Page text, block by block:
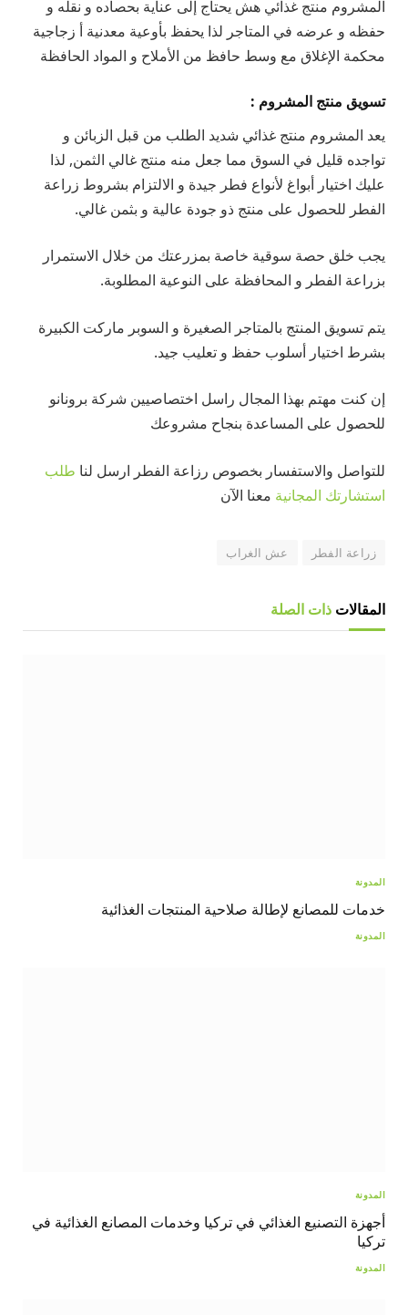
المشروم منتج غذائي هش يحتاج إلى عناية بحصاده و نقله و
حفظه و عرضه في المتاجر لذا يحفظ بأوعية معدنية أ زجاجية
محكمة الإغلاق مع وسط حافظ من الأملاح و المواد الحافظة
تسويق منتج المشروم :
يعد المشروم منتج غذائي شديد الطلب من قبل الزبائن و
تواجده قليل في السوق مما جعل منه منتج غالي الثمن, لذا
عليك اختيار أبواغ لأنواع فطر جيدة و الالتزام بشروط زراعة
الفطر للحصول على منتج ذو جودة عالية و بثمن غالي.
يجب خلق حصة سوقية خاصة بمزرعتك من خلال الاستمرار
بزراعة الفطر و المحافظة على النوعية المطلوبة.
يتم تسويق المنتج بالمتاجر الصغيرة و السوبر ماركت الكبيرة
بشرط اختيار أسلوب حفظ و تعليب جيد.
إن كنت مهتم بهذا المجال راسل اختصاصيين شركة برونانو
للحصول على المساعدة بنجاح مشروعك
للتواصل والاستفسار بخصوص رزاعة الفطر ارسل لنا طلب
استشارتك المجانية معنا الآن
زراعة الفطر عش الغراب
المقالات ذات الصلة
المدونة
خدمات للمصانع لإطالة صلاحية المنتجات الغذائية
المدونة
المدونة
أجهزة التصنيع الغذائي في تركيا وخدمات المصانع الغذائية في
تركيا
المدونة